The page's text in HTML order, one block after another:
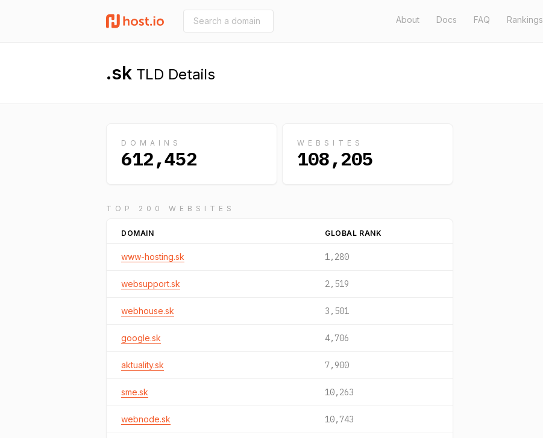
About Docs FAQ Rankings
.sk TLD Details
DOMAINS
612,452
WEBSITES
108,205
TOP 200 WEBSITES
DOMAIN GLOBAL RANK
www-hosting.sk 1,280
websupport.sk 2,519
webhouse.sk 3,501
google.sk 4,706
aktuality.sk 7,900
sme.sk 10,263
webnode.sk 10,743